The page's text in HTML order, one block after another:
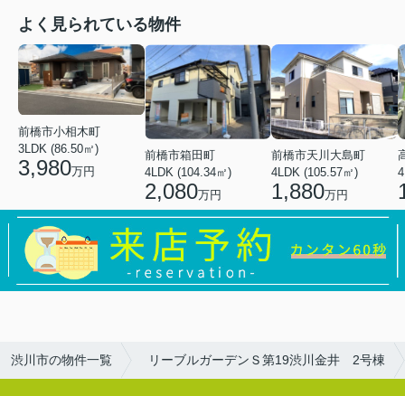
よく見られている物件
前橋市小相木町
3LDK (86.50㎡)
3,980万円
前橋市箱田町
4LDK (104.34㎡)
2,080万円
前橋市天川大島町
4LDK (105.57㎡)
1,880万円
渋川市の物件一覧 リーブルガーデンＳ第19渋川金井 2号棟